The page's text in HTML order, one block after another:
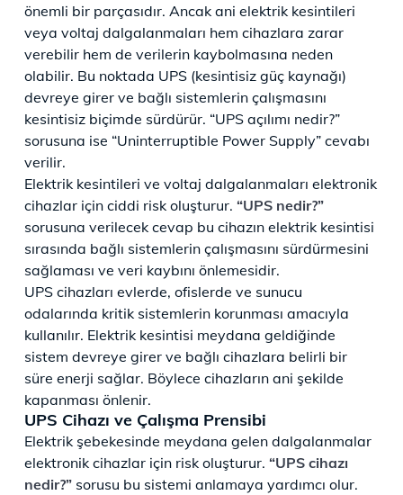
önemli bir parçasıdır. Ancak ani elektrik kesintileri
veya voltaj dalgalanmaları hem cihazlara zarar
verebilir hem de verilerin kaybolmasına neden
olabilir. Bu noktada UPS (kesintisiz güç kaynağı)
devreye girer ve bağlı sistemlerin çalışmasını
kesintisiz biçimde sürdürür. “UPS açılımı nedir?”
sorusuna ise “Uninterruptible Power Supply” cevabı
verilir.
Elektrik kesintileri ve voltaj dalgalanmaları elektronik
cihazlar için ciddi risk oluşturur. “UPS nedir?”
sorusuna verilecek cevap bu cihazın elektrik kesintisi
sırasında bağlı sistemlerin çalışmasını sürdürmesini
sağlaması ve veri kaybını önlemesidir.
UPS cihazları evlerde, ofislerde ve sunucu
odalarında kritik sistemlerin korunması amacıyla
kullanılır. Elektrik kesintisi meydana geldiğinde
sistem devreye girer ve bağlı cihazlara belirli bir
süre enerji sağlar. Böylece cihazların ani şekilde
kapanması önlenir.
UPS Cihazı ve Çalışma Prensibi
Elektrik şebekesinde meydana gelen dalgalanmalar
elektronik cihazlar için risk oluşturur. “UPS cihazı
nedir?” sorusu bu sistemi anlamaya yardımcı olur.